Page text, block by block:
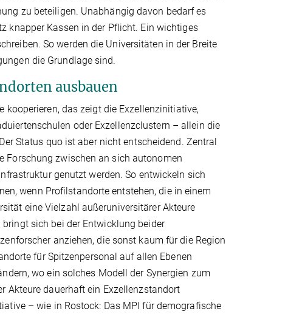
zu beteiligen. Unabhängig davon bedarf es
knapper Kassen in der Pflicht. Ein wichtiges
So werden die Universitäten in der Breite
die Grundlage sind.
ausbauen
kooperieren, das zeigt die Exzellenzinitiative,
oder Exzellenzclustern – allein die
Status quo ist aber nicht entscheidend. Zentral
Forschung zwischen an sich autonomen
genutzt werden. So entwickeln sich
wenn Profilstandorte entstehen, die in einem
eine Vielzahl außeruniversitärer Akteure
sich bei der Entwicklung beider
anziehen, die sonst kaum für die Region
für Spitzenpersonal auf allen Ebenen
wo ein solches Modell der Synergien zum
Akteure dauerhaft ein Exzellenzstandort
– wie in Rostock: Das MPI für demografische